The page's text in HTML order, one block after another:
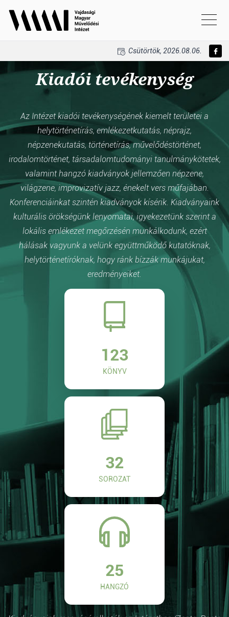
Csütörtök, 2026.08.06.
Kiadói tevékenység
Az Intézet kiadói tevékenységének kiemelt területei a
helytörténetírás, emlékezetkutatás, néprajz,
népzenekutatás, történetírás, művelődéstörténet,
irodalomtörténet, társadalomtudományi tanulmánykötetek,
valamint hangzó kiadványok jellemzően népzene,
világzene, improvizatív jazz, énekelt vers műfajában.
Konferenciáinkat szintén kiadványok kísérik. Kiadványaink
kulturális örökségünk lenyomatai, igyekezetünk szerint a
lokális emlékezet megőrzésén munkálkodunk, ezért
hálásak vagyunk a velünk együttműködő kutatóknak,
helytörténetíróknak, hogy ránk bízzák munkájukat,
eredményeiket.
123
KÖNYV
32
SOROZAT
25
HANGZÓ